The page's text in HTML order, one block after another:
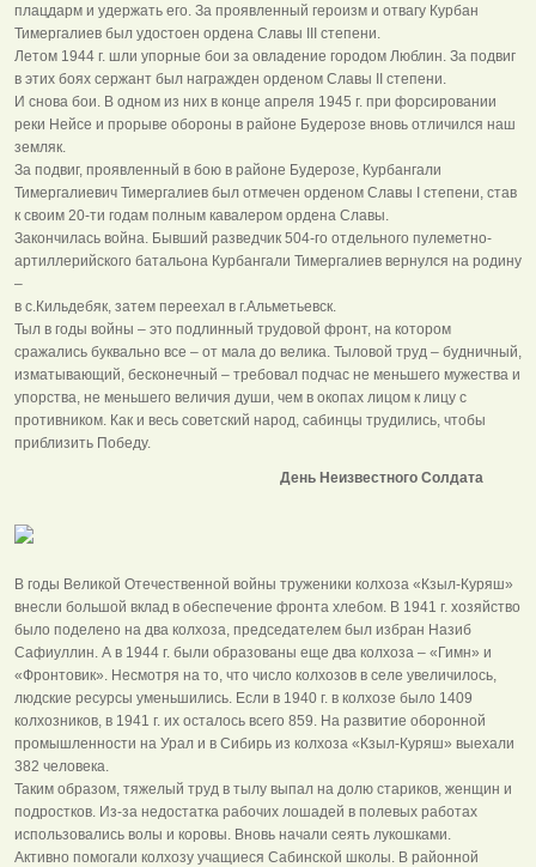
плацдарм и удержать его. За проявленный героизм и отвагу Курбан
Тимергалиев был удостоен ордена Славы III степени.
Летом 1944 г. шли упорные бои за овладение городом Люблин. За подвиг
в этих боях сержант был награжден орденом Славы II степени.
И снова бои. В одном из них в конце апреля 1945 г. при форсировании
реки Нейсе и прорыве обороны в районе Будерозе вновь отличился наш
земляк.
За подвиг, проявленный в бою в районе Будерозе, Курбангали
Тимергалиевич Тимергалиев был отмечен орденом Славы I cтепени, став
к своим 20‑ти годам полным кавалером ордена Славы.
Закончилась война. Бывший разведчик 504‑го отдельного пулеметно-
артиллерийского батальона Курбангали Тимергалиев вернулся на родину
–
в с.Кильдебяк, затем переехал в г.Альметьевск.
Тыл в годы войны – это подлинный трудовой фронт, на котором
сражались буквально все – от мала до велика. Тыловой труд – будничный,
изматывающий, бесконечный – требовал подчас не меньшего мужества и
упорства, не меньшего величия души, чем в окопах лицом к лицу с
противником. Как и весь советский народ, сабинцы трудились, чтобы
приблизить Победу.
День Неизвестного Солдата
В годы Великой Отечественной войны труженики колхоза «Кзыл‑Куряш»
внесли большой вклад в обеспечение фронта хлебом. В 1941 г. хозяйство
было поделено на два колхоза, председателем был избран Назиб
Сафиуллин. А в 1944 г. были образованы еще два колхоза – «Гимн» и
«Фронтовик». Несмотря на то, что число колхозов в селе увеличилось,
людские ресурсы уменьшились. Если в 1940 г. в колхозе было 1409
колхозников, в 1941 г. их осталось всего 859. На развитие оборонной
промышленности на Урал и в Сибирь из колхоза «Кзыл‑Куряш» выехали
382 человека.
Таким образом, тяжелый труд в тылу выпал на долю стариков, женщин и
подростков. Из-за недостатка рабочих лошадей в полевых работах
использовались волы и коровы. Вновь начали сеять лукошками.
Активно помогали колхозу учащиеся Сабинской школы. В районной